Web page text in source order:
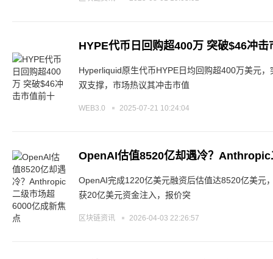
HYPE代币日回购超400万 突破$46冲击
Hyperliquid原生代币HYPE日均回购超400万美元
双支撑，市场热议其冲击市值
WEB3.0 2025-07-21 10:24:04
OpenAI估值8520亿却遇冷？Anthropic
OpenAI完成1220亿美元融资后估值达8520亿美元
获20亿美元资金注入，报价突
区块链资讯 2026-04-03 22:26:57